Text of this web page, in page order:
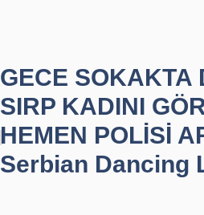
GECE SOKAKTA
SIRP KADINI
HEMEN POLİSİ
Serbian Dancing